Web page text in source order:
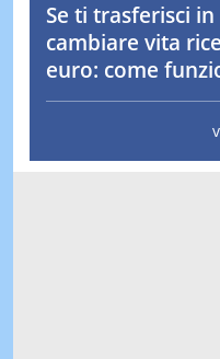
Se ti trasferisci
cambiare vita
euro: come